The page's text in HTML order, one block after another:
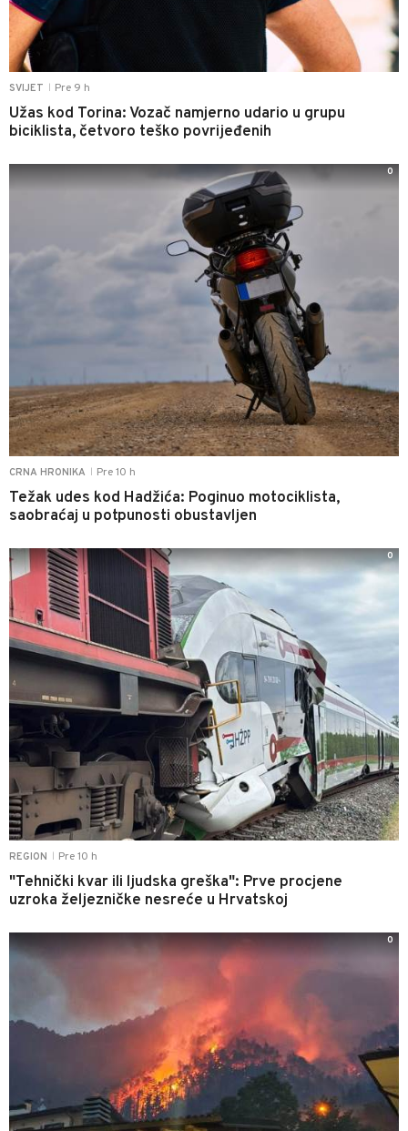
SVIJET Pre 9 h
Užas kod Torina: Vozač namjerno udario u grupu
biciklista, četvoro teško povrijeđenih
CRNA HRONIKA Pre 10 h
Težak udes kod Hadžića: Poginuo motociklista,
saobraćaj u potpunosti obustavljen
0
REGION Pre 10 h
"Tehnički kvar ili ljudska greška": Prve procjene
uzroka željezničke nesreće u Hrvatskoj
0
0